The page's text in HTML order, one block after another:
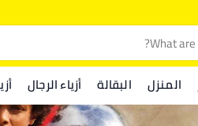
المنزل البقالة أزياء الرجال